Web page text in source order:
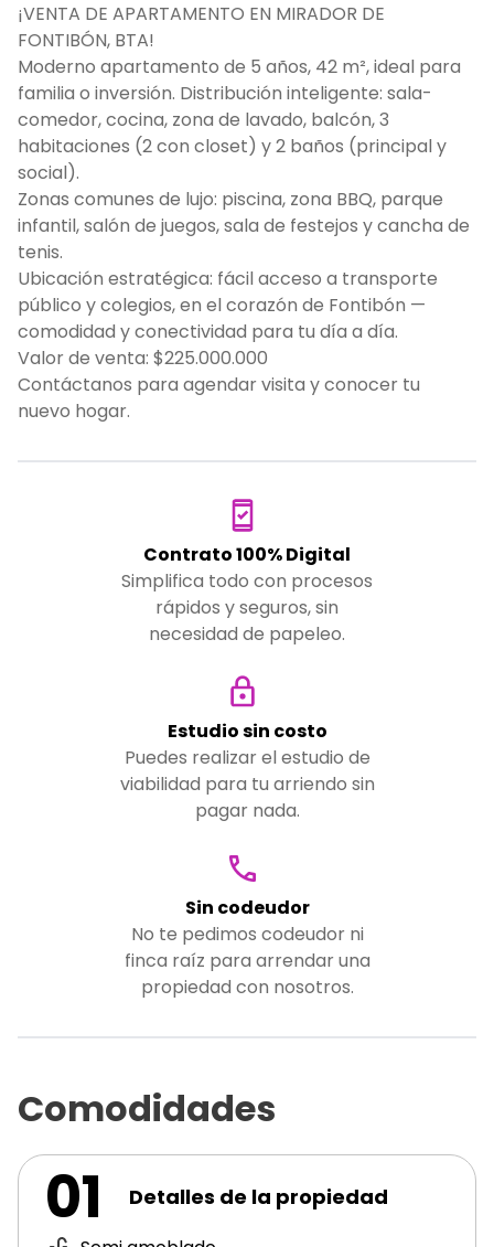
¡VENTA DE APARTAMENTO EN MIRADOR DE
FONTIBÓN, BTA!
Moderno apartamento de 5 años, 42 m², ideal para
familia o inversión. Distribución inteligente: sala-
comedor, cocina, zona de lavado, balcón, 3
habitaciones (2 con closet) y 2 baños (principal y
social).
Zonas comunes de lujo: piscina, zona BBQ, parque
infantil, salón de juegos, sala de festejos y cancha de
tenis.
Ubicación estratégica: fácil acceso a transporte
público y colegios, en el corazón de Fontibón —
comodidad y conectividad para tu día a día.
Valor de venta: $225.000.000
Contáctanos para agendar visita y conocer tu
nuevo hogar.
Contrato 100% Digital
Simplifica todo con procesos
rápidos y seguros, sin
necesidad de papeleo.
Estudio sin costo
Puedes realizar el estudio de
viabilidad para tu arriendo sin
pagar nada.
Sin codeudor
No te pedimos codeudor ni
finca raíz para arrendar una
propiedad con nosotros.
Comodidades
01 Detalles de la propiedad